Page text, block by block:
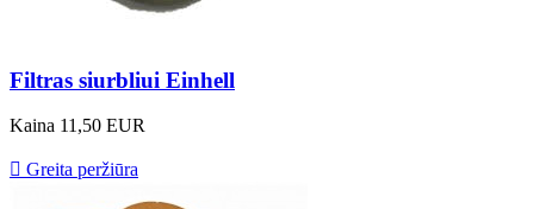
Filtras siurbliui Einhell
Kaina 11,50 EUR
 Greita peržiūra